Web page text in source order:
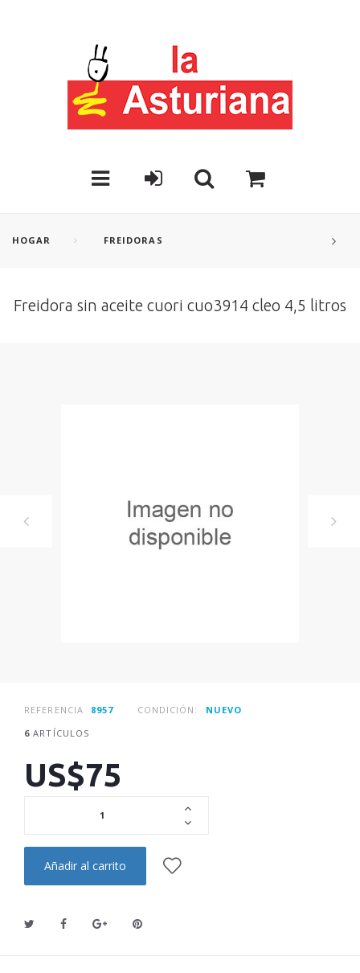
HOGAR FREIDORAS
REFERENCIA 8957 CONDICIÓN:
NUEVO
6 ARTÍCULOS
Freidora sin aceite cuori cuo3914 cleo 4,5 litros
US$75
Añadir al carrito